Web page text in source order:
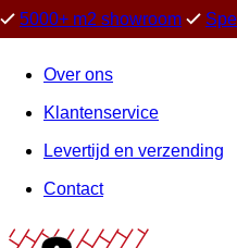
5000+ m2 showroom
Over ons
Klantenservice
Levertijd en verzending
Contact